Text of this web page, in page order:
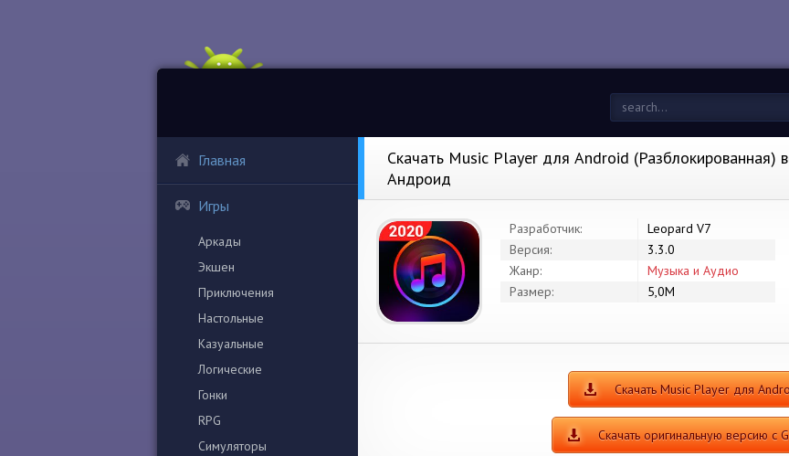
Главная
Игры
Аркады
Экшен
Приключения
Настольные
Казуальные
Логические
Гонки
RPG
Симуляторы
Скачать Music Player для Android (Разблокированная)
Андроид
Разработчик:
Leopard V7
Версия:
3.3.0
Жанр:
Музыка и Аудио
Размер:
5,0M
Скачать Music Player для
Скачать оригинальную версию с